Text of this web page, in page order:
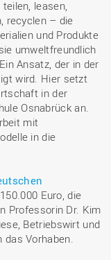
leasen,
recyclen – die
und Produkte
umweltfreundlich
Ansatz, der in der
wird. Hier setzt
in der
Osnabrück an.
mit
in die
Euro, die
Professorin Dr. Kim
Betriebswirt und
das Vorhaben.